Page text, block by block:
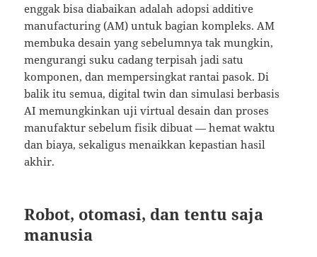
enggak bisa diabaikan adalah adopsi additive
manufacturing (AM) untuk bagian kompleks. AM
membuka desain yang sebelumnya tak mungkin,
mengurangi suku cadang terpisah jadi satu
komponen, dan mempersingkat rantai pasok. Di
balik itu semua, digital twin dan simulasi berbasis
AI memungkinkan uji virtual desain dan proses
manufaktur sebelum fisik dibuat — hemat waktu
dan biaya, sekaligus menaikkan kepastian hasil
akhir.
Robot, otomasi, dan tentu saja
manusia